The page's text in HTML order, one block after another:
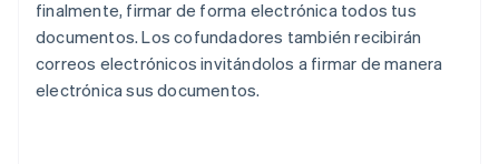
finalmente, firmar de forma electrónica todos tus
documentos. Los cofundadores también recibirán
correos electrónicos invitándolos a firmar de manera
electrónica sus documentos.